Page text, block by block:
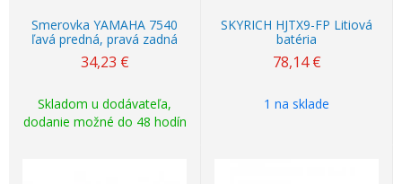
Smerovka YAMAHA 7540
ľavá predná, pravá zadná
34,23 €
Skladom u dodávateľa,
dodanie možné do 48 hodín
SKYRICH HJTX9-FP Litiová
batéria
78,14 €
1 na sklade